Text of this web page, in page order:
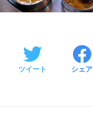
ツイート シェア